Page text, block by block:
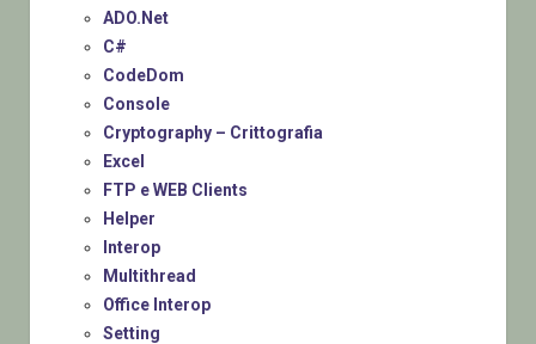
ADO.Net
C#
CodeDom
Console
Cryptography – Crittografia
Excel
FTP e WEB Clients
Helper
Interop
Multithread
Office Interop
Setting